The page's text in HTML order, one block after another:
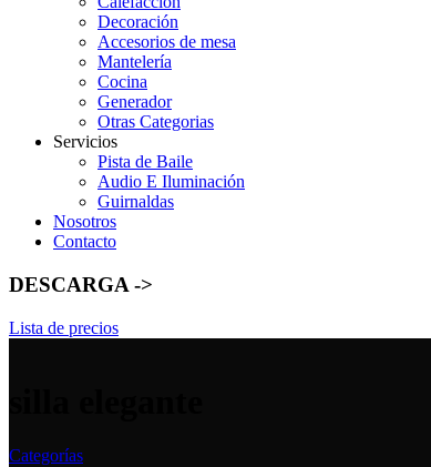
Decoración
Accesorios de mesa
Mantelería
Cocina
Generador
Otras Categorias
Servicios
Pista de Baile
Audio E Iluminación
Guirnaldas
Nosotros
Contacto
DESCARGA ->
Lista de precios
Categorías